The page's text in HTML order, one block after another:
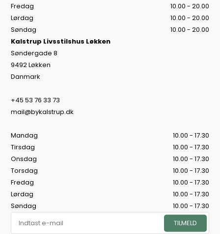
Fredag
10.00 - 20.00
Lørdag
10.00 - 20.00
Søndag
10.00 - 20.00
Kalstrup Livsstilshus Løkken
Søndergade 8
9492 Løkken
Danmark
+45 53 76 33 73
mail@bykalstrup.dk
Mandag
10.00 - 17.30
Tirsdag
10.00 - 17.30
Onsdag
10.00 - 17.30
Torsdag
10.00 - 17.30
Fredag
10.00 - 17.30
Lørdag
10.00 - 17.30
Søndag
10.00 - 17.30